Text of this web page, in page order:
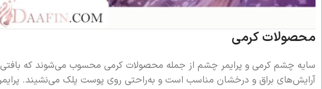
محصولات کرمی
سایه چشم کرمی و پرایمر چشم از جمله محصولات کرمی محسوب می‌شوند که
آرایش‌های براق و درخشان مناسب است و به‌راحتی روی پوست پلک می‌نشیند.